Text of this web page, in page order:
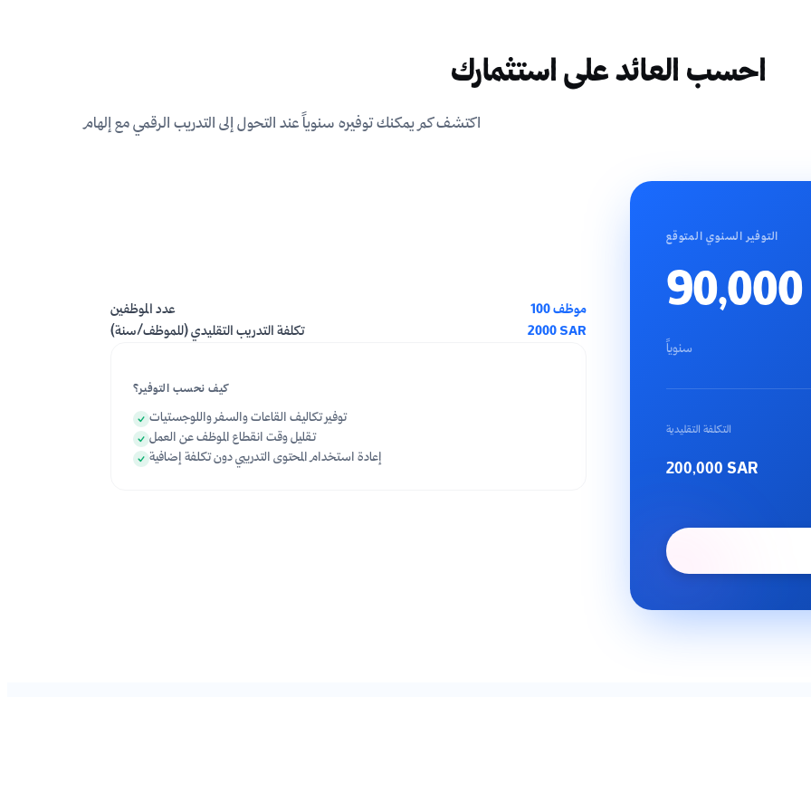
احسب العائد على استثمارك
اكتشف كم يمكنك توفيره سنوياً عند التحول إلى التدريب الرقمي مع إلهام
عدد الموظفين 100موظف
تكلفة التدريب التقليدي (للموظف/سنة)
2000SAR
كيف نحسب التوفير؟
توفير تكاليف القاعات والسفر واللوجستيات
تقليل وقت انقطاع الموظف عن العمل
إعادة استخدام المحتوى التدريبي دون تكلفة إضافية
التوفير السنوي المتوقع
90,000
سنوياً
التكلفة التقليدية
200,000SAR